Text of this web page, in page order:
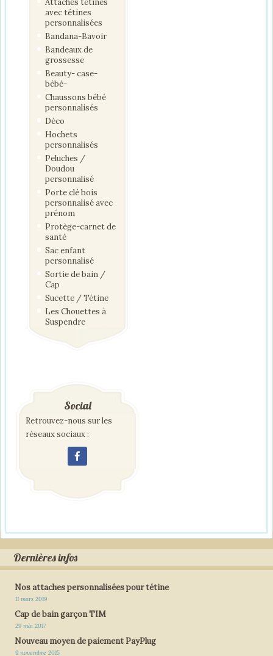
avec tétines
personnalisées
Bandana-Bavoir
Bandeaux de
grossesse
Beauty- case-
bébé-
Chaussons bébé
personnalisés
Déco
Hochets
personnalisés
Peluches /
Doudou
personnalisé
Porte clé bois
personnalisé avec
prénom
Protège-carnet de
santé
Sac enfant
personnalisé
Sortie de bain /
Cap
Sucette / Tétine
Les Chouettes à
Suspendre
Social
Retrouvez-nous sur les
réseaux sociaux :
Dernières infos
Nos attaches personnalisées pour tétine
11 mars 2019
Cap de bain garçon TIM
29 mai 2017
Nouveau moyen de paiement PayPlug
9 novembre 2015